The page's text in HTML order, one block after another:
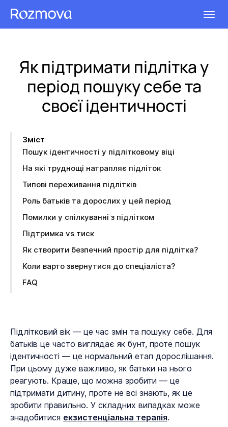
Як підтримати підлітка у
період пошуку себе та
своєї ідентичності
Зміст
Пошук ідентичності у підлітковому віці
На які труднощі натрапляє підліток
Типові переживання підлітків
Роль батьків та дорослих у цей період
Помилки у спілкуванні з підлітком
Підтримка vs тиск
Як створити безпечний простір для підлітка?
Коли варто звернутися до спеціаліста?
FAQ
Підлітковий вік — це час змін та пошуку себе. Для
батьків це часто виглядає як бунт, проте пошук
ідентичності — це нормальний етап дорослішання.
При цьому дуже важливо, як батьки на нього
реагують. Краще, що можна зробити — це
підтримати дитину, проте не всі знають, як це
зробити правильно. У складних випадках може
знадобитися екзистенціальна терапія.